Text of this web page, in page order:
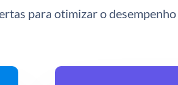
para otimizar o